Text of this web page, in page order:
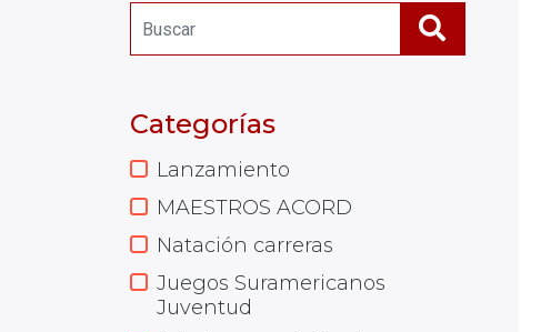
Categorías
Lanzamiento
MAESTROS ACORD
Natación carreras
Juegos Suramericanos
Juventud